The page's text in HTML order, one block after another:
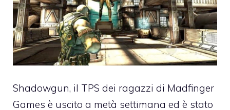
Shadowgun, il TPS dei ragazzi di Madfinger
Games è uscito a metà settimana ed è stato